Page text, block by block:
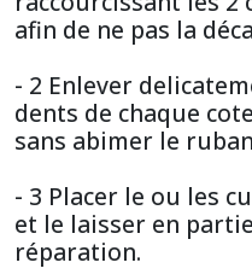
afin de ne pas la
- 2 Enlever
dents de chaque
sans abimer le
- 3 Placer le ou les
et le laisser en
réparation.